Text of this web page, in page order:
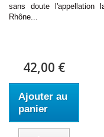
sans doute
Rhône...
42,00 €
Ajouter au
panier